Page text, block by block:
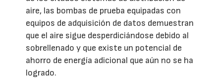
aire, las bombas de prueba equipadas con
equipos de adquisición de datos demuestran
que el aire sigue desperdiciándose debido al
sobrellenado y que existe un potencial de
ahorro de energía adicional que aún no se ha
logrado.